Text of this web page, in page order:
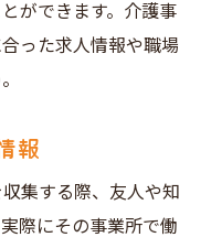
ができます。介護事
った求人情報や職場
報
集する際、友人や知
際にその事業所で働